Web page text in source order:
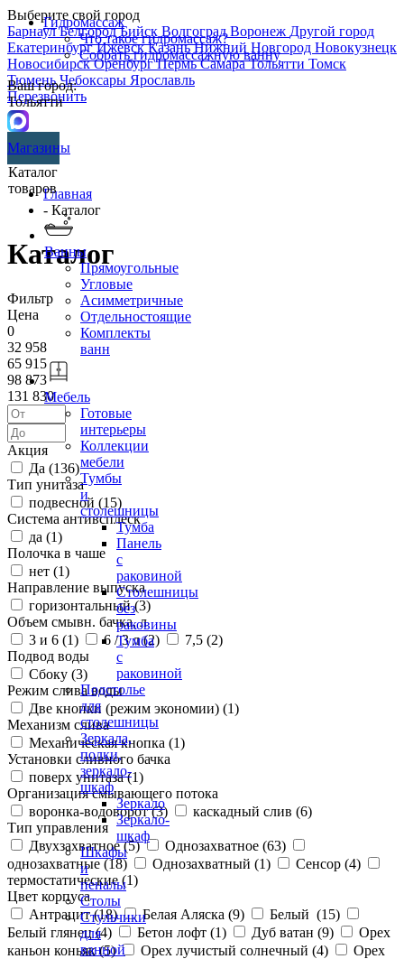
Выберите свой город
БарнаулБелгородБийск ВолгоградВоронеж Другой город
ЕкатеринбургИжевскКазаньНижний Новгород Новокузнецк
НовосибирскОренбургПермьСамараТольятти Томск
ТюменьЧебоксары Ярославль
Перезвонить
Гидромассаж
Что такое гидромассаж?
Собрать гидромассажную ванну
Ваш город:
Тольятти
Магазины
Каталог
товаров
Ванны
Прямоугольные
Угловые
Асимметричные
Отдельностоящие
Комплекты
ванн
Мебель
Готовые
интерьеры
Коллекции
мебели
Тумбы
и
столешницы
Тумба
Панель
с
раковиной
Столешницы
без
раковины
Тумба
с
раковиной
Подстолье
для
столешницы
Зеркала,
полки,
зеркало-
шкаф
Зеркало
Зеркало-
шкаф
Шкафы
и
пеналы
Столы
Стульчики
для
ванной
Главная
- Каталог
Каталог
Фильтр
Цена
0
32 958
65 915
98 873
131 830
Акция
Да (136)
Тип унитаза
подвесной (15)
Система антивсплеск
да (1)
Полочка в чаше
нет (1)
Направление выпуска
горизонтальный (3)
Объем смывн. бачка, л
3 и 6 (1) 6 / 3 л (2) 7,5 (2)
Подвод воды
Сбоку (3)
Режим слива воды
Две кнопки (режим экономии) (1)
Механизм слива
Механическая кнопка (1)
Установки сливного бачка
поверх унитаза (1)
Организация смывающего потока
воронка-водоворот (3) каскадный слив (6)
Тип управления
Двухзахватное (5) Однозахватное (63)
однозахватные (18) Однозахватный (1) Сенсор (4)
термостатические (1)
Цвет корпуса
Антрацит (18) Белая Аляска (9) Белый (15)
Белый глянец (4) Бетон лофт (1) Дуб ватан (9)
Орех
каньон коньяк (5) Орех лучистый солнечный (4)
Орех